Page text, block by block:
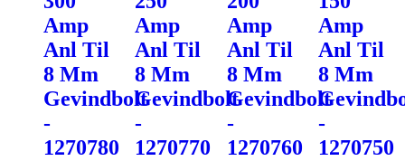
Amp
Anl Til
8 Mm
Gevindbolt
-
1270780
Amp
Anl Til
8 Mm
Gevindbolt
-
1270770
Amp
Anl Til
8 Mm
Gevindbolt
-
1270760
Amp
Anl Til
8 Mm
-
1270750